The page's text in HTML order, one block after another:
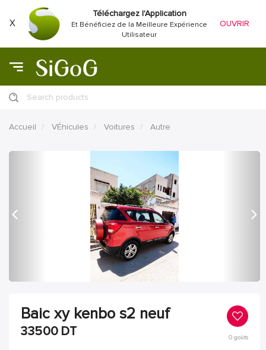
X
Téléchargez l'Application
Et Bénéficiez de la Meilleure Expérience
Utilisateur
OUVRIR
Search products
Accueil VÉhicules Voitures Autre
Baic xy kenbo s2 neuf
33500 DT 0goûts